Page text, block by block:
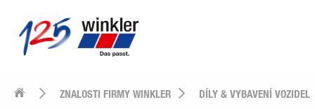
ZNALOSTI FIRMY WINKLER DÍLY & VYBAVENÍ VOZIDEL